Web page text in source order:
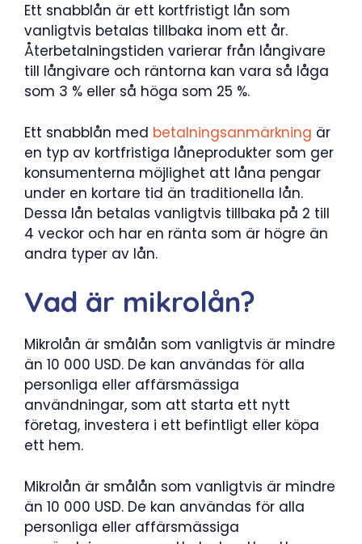
Ett snabblån är ett kortfristigt lån som
vanligtvis betalas tillbaka inom ett år.
Återbetalningstiden varierar från långivare
till långivare och räntorna kan vara så låga
som 3 % eller så höga som 25 %.
Ett snabblån med betalningsanmärkning är
en typ av kortfristiga låneprodukter som ger
konsumenterna möjlighet att låna pengar
under en kortare tid än traditionella lån.
Dessa lån betalas vanligtvis tillbaka på 2 till
4 veckor och har en ränta som är högre än
andra typer av lån.
Vad är mikrolån?
Mikrolån är smålån som vanligtvis är mindre
än 10 000 USD. De kan användas för alla
personliga eller affärsmässiga
användningar, som att starta ett nytt
företag, investera i ett befintligt eller köpa
ett hem.
Mikrolån är smålån som vanligtvis är mindre
än 10 000 USD. De kan användas för alla
personliga eller affärsmässiga